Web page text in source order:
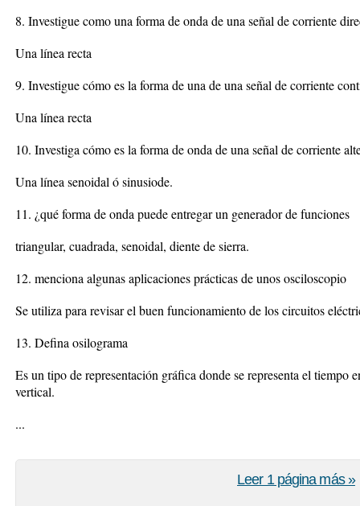
8. Investigue como una forma de onda de una señal de corriente
Una línea recta
9. Investigue cómo es la forma de una de una señal de corriente
Una línea recta
10. Investiga cómo es la forma de onda de una señal de corriente
Una línea senoidal ó sinusiode.
11. ¿qué forma de onda puede entregar un generador de funciones
triangular, cuadrada, senoidal, diente de sierra.
12. menciona algunas aplicaciones prácticas de unos osciloscopio
Se utiliza para revisar el buen funcionamiento de los circuitos
13. Defina osilograma
Es un tipo de representación gráfica donde se representa el tiempo
vertical.
...
Leer 1 página más »